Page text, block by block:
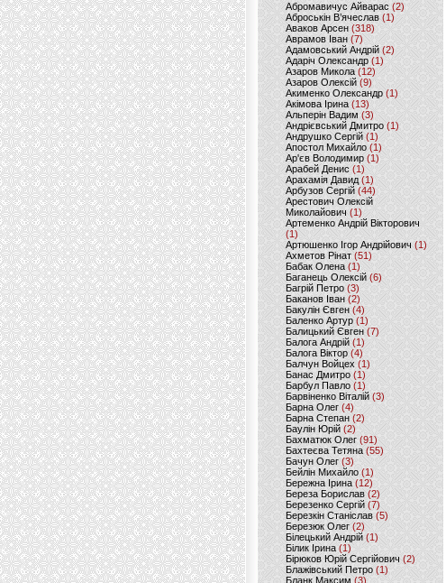
Абромавичус Айварас (2)
Аброськін В’ячеслав(1)
Аваков Арсен (318)
Аврамов Іван (7)
Адамовський Андрій(2)
Адаріч Олександр (1)
Азаров Микола (12)
Азаров Олексій (9)
Акименко Олександр(1)
Акімова Ірина(13)
Альперін Вадим (3)
Андрієвський Дмитро(1)
Андрушко Сергій(1)
Апостол Михайло(1)
Ар'єв Володимир (1)
Арабей Денис(1)
Арахамія Давид (1)
Арбузов Сергій (44)
Арестович Олексій
Миколайович(1)
Артеменко Андрій Вікторович
(1)
Артюшенко Ігор Андрійович(1)
Ахметов Рінат(51)
Бабак Олена(1)
Баганець Олексій(6)
Багрій Петро (3)
Баканов Іван(2)
Бакулін Євген (4)
Баленко Артур(1)
Балицький Євген(7)
Балога Андрій (1)
Балога Віктор (4)
Балчун Войцех (1)
Банас Дмитро (1)
Барбул Павло(1)
Барвіненко Віталій(3)
Барна Олег (4)
Барна Степан (2)
Баулін Юрій (2)
Бахматюк Олег (91)
Бахтеєва Тетяна(55)
Бачун Олег (3)
Бейлін Михайло (1)
Бережна Ірина(12)
Береза Борислав(2)
Березенко Сергій (7)
Березкін Станіслав (5)
Березюк Олег(2)
Білецький Андрій (1)
Білик Ірина (1)
Бірюков Юрій Сергійович (2)
Блажівський Петро (1)
Бланк Максим(3)